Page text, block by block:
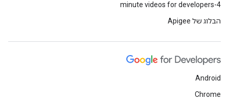
4-minute videos for developers
הבלוג של Apigee
Android
Chrome